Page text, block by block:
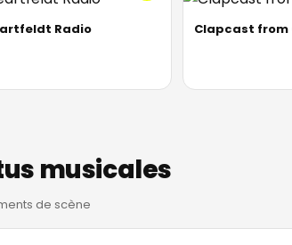
Radio
Clapcast from
musicales
de scène